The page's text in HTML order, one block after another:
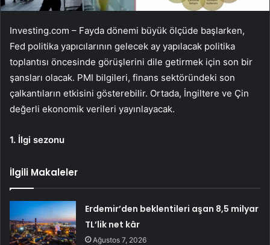
Investing.com – Fayda dönemi büyük ölçüde başlarken,
Fed politika yapıcılarının gelecek ay yapılacak politika
toplantısı öncesinde görüşlerini dile getirmek için son bir
şansları olacak. PMI bilgileri, finans sektöründeki son
çalkantıların etkisini gösterebilir. Ortada, İngiltere ve Çin
değerli ekonomik verileri yayınlayacak.
1. İlgi sezonu
İlgili Makaleler
Erdemir’den beklentileri aşan 8,5 milyar
TL’lik net kâr
Ağustos 7, 2026